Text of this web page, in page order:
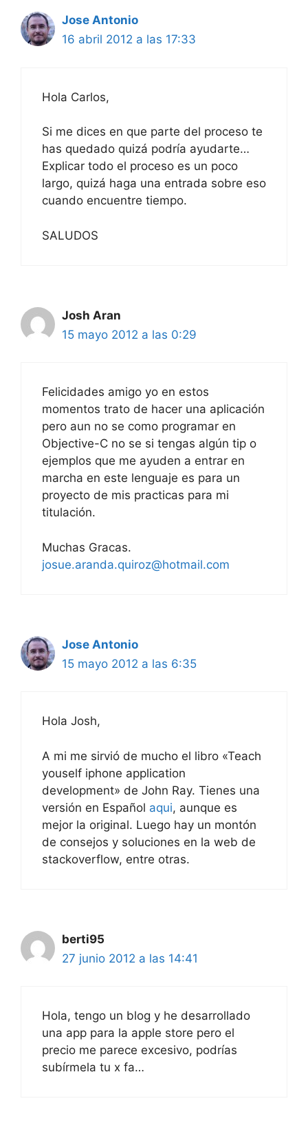
Jose Antonio
16 abril 2012 a las 17:33
Hola Carlos,
Si me dices en que parte del proceso te
has quedado quizá podría ayudarte…
Explicar todo el proceso es un poco
largo, quizá haga una entrada sobre eso
cuando encuentre tiempo.
SALUDOS
Josh Aran
15 mayo 2012 a las 0:29
Felicidades amigo yo en estos
momentos trato de hacer una aplicación
pero aun no se como programar en
Objective-C no se si tengas algún tip o
ejemplos que me ayuden a entrar en
marcha en este lenguaje es para un
proyecto de mis practicas para mi
titulación.
Muchas Gracas.
josue.aranda.quiroz@hotmail.com
Jose Antonio
15 mayo 2012 a las 6:35
Hola Josh,
A mi me sirvió de mucho el libro «Teach
youself iphone application
development» de John Ray. Tienes una
versión en Español aqui, aunque es
mejor la original. Luego hay un montón
de consejos y soluciones en la web de
stackoverflow, entre otras.
berti95
27 junio 2012 a las 14:41
Hola, tengo un blog y he desarrollado
una app para la apple store pero el
precio me parece excesivo, podrías
subírmela tu x fa…